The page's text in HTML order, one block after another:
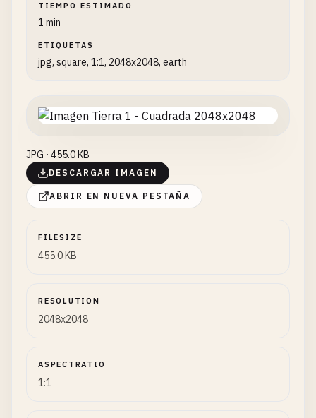
TIEMPO ESTIMADO
1 min
ETIQUETAS
jpg, square, 1:1, 2048x2048, earth
JPG · 455.0 KB
DESCARGAR IMAGEN
ABRIR EN NUEVA PESTAÑA
FILESIZE
455.0 KB
RESOLUTION
2048x2048
ASPECTRATIO
1:1